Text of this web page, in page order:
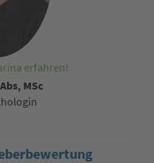
erfahren!
MSc